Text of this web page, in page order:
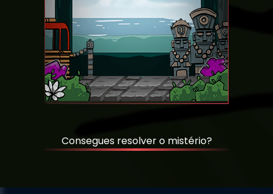
Consegues resolver o mistério?